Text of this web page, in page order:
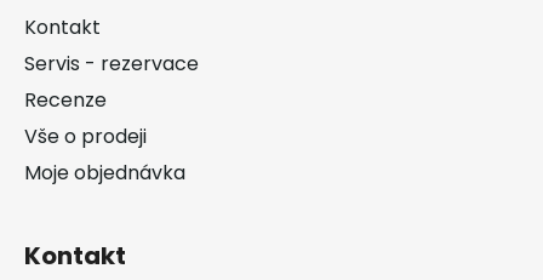
Kontakt
Servis - rezervace
Recenze
Vše o prodeji
Moje objednávka
Kontakt